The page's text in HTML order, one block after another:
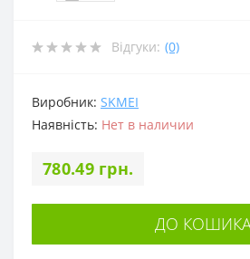
Відгуки: (0)
Виробник: SKMEI
Наявність: Нет в наличии
780.49 грн.
ДО